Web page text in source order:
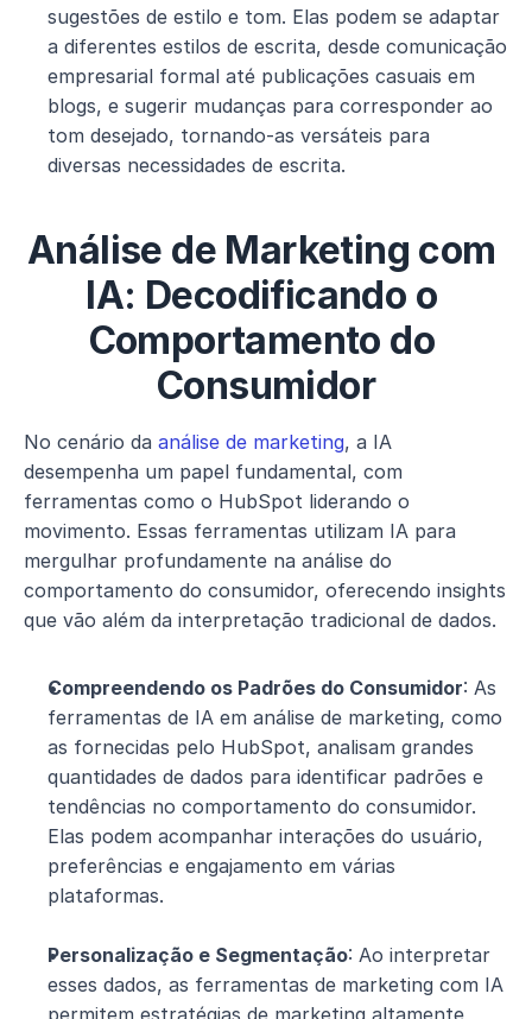
sugestões de estilo e tom. Elas podem se adaptar
a diferentes estilos de escrita, desde comunicação
empresarial formal até publicações casuais em
blogs, e sugerir mudanças para corresponder ao
tom desejado, tornando-as versáteis para
diversas necessidades de escrita.
Análise de Marketing com
IA: Decodificando o
Comportamento do
Consumidor
No cenário da análise de marketing, a IA
desempenha um papel fundamental, com
ferramentas como o HubSpot liderando o
movimento. Essas ferramentas utilizam IA para
mergulhar profundamente na análise do
comportamento do consumidor, oferecendo insights
que vão além da interpretação tradicional de dados.
Compreendendo os Padrões do Consumidor: As
ferramentas de IA em análise de marketing, como
as fornecidas pelo HubSpot, analisam grandes
quantidades de dados para identificar padrões e
tendências no comportamento do consumidor.
Elas podem acompanhar interações do usuário,
preferências e engajamento em várias
plataformas.
Personalização e Segmentação: Ao interpretar
esses dados, as ferramentas de marketing com IA
permitem estratégias de marketing altamente